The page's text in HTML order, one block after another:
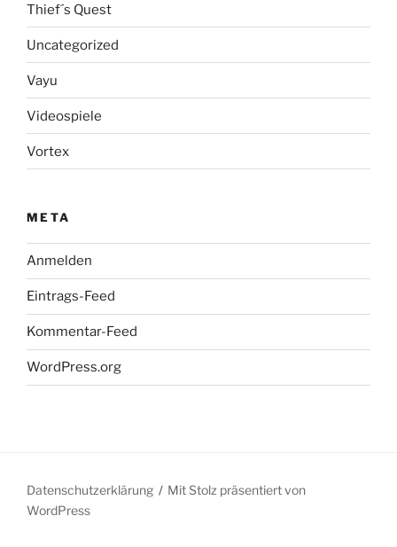
Thief´s Quest
Uncategorized
Vayu
Videospiele
Vortex
META
Anmelden
Eintrags-Feed
Kommentar-Feed
WordPress.org
Datenschutzerklärung
Mit Stolz präsentiert von
WordPress